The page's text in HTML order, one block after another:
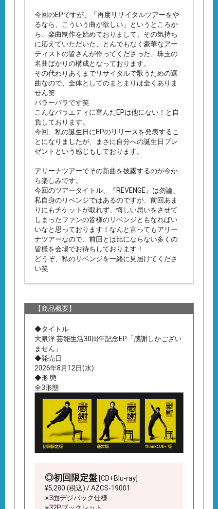
今回のEPですが、「再度リサイタルツアーをや
るなら、こういう曲が欲しい」というところか
ら、楽曲制作を始めておりまして、その気持ち
に応えていただいた、とんでもなく豪華なアー
ティストの皆さんが作ってくださった、珠玉の
名曲ばかりの構成となっております。
その代わりあくまでリサイタルで歌うための選
曲なので、全体としてのまとまりは全くありま
せん笑
バラーバラです笑
こんなバラエティに富んだEPは他にない！と自
負しております。
今回、私の誕生日にEPのリリースを発表するこ
とになりましたが、まさに自分への誕生日プレ
ゼントという感じもしております。
アリーナツアーでその新曲を披露するのが今か
ら楽しみです。
今回のツアータイトル、『REVENGE』は勿論、
私自身のリベンジではあるのですが、前回あま
りにもチケットが取れず、悔しい思いをさせて
しまったファンの皆様のリベンジともなればい
いなと思っております！なんと言ってもアリー
ナツアーなので、前回とは比にならない多くの
皆様を会場でお待ちしております！
どうぞ、私のリベンジを一緒に見届けてくださ
い笑
【商品概要】
◆タイトル
大泉洋 芸能生活30周年記念EP「感謝しかござい
ません」
◆発売日
2026年8月12日(水)
◆形 態
全3形態
◎初回限定盤 [CD+Blu-ray]
¥5,280 (税込) / AZCS-19001
※3面デジパック仕様